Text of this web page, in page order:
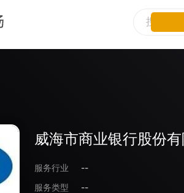
威海市商业银行股份有
服务行业
--
服务类型
--